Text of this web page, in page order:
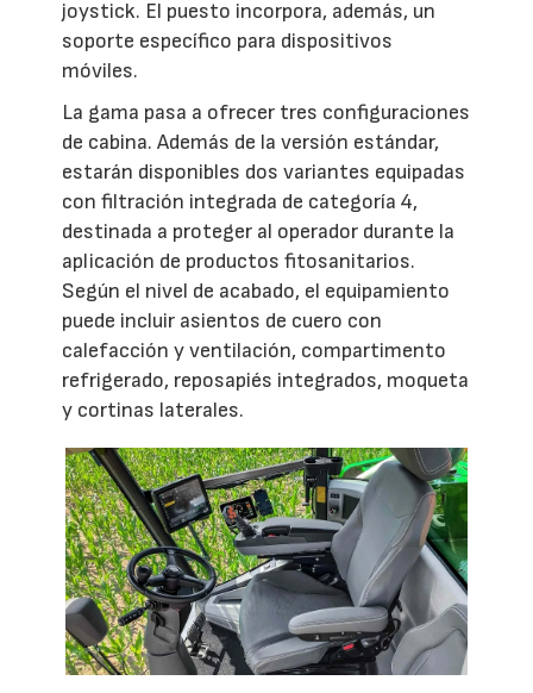
joystick. El puesto incorpora, además, un
soporte específico para dispositivos
móviles.
La gama pasa a ofrecer tres configuraciones
de cabina. Además de la versión estándar,
estarán disponibles dos variantes equipadas
con filtración integrada de categoría 4,
destinada a proteger al operador durante la
aplicación de productos fitosanitarios.
Según el nivel de acabado, el equipamiento
puede incluir asientos de cuero con
calefacción y ventilación, compartimento
refrigerado, reposapiés integrados, moqueta
y cortinas laterales.